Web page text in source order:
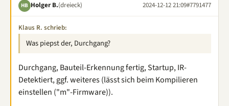
HB Holger B.(dreieck) 2024-12-12 21:09#7791477
Klaus R. schrieb:
Was piepst der, Durchgang?
Durchgang, Bauteil-Erkennung fertig, Startup, IR-
Detektiert, ggf. weiteres (lässt sich beim Kompilieren
einstellen ("m"-Firmware)).